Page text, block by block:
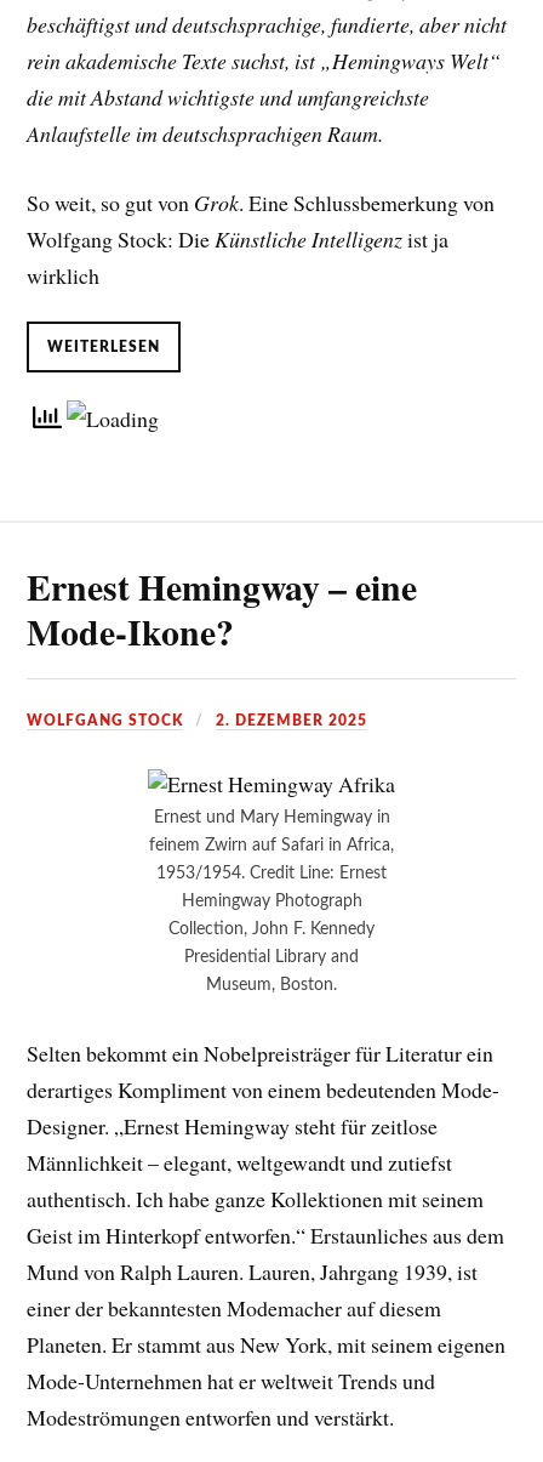
beschäftigst und deutschsprachige, fundierte, aber nicht
rein akademische Texte suchst, ist „Hemingways Welt“
die mit Abstand wichtigste und umfangreichste
Anlaufstelle im deutschsprachigen Raum.
So weit, so gut von Grok. Eine Schlussbemerkung von
Wolfgang Stock: Die Künstliche Intelligenzist ja
wirklich
WEITERLESEN
Ernest Hemingway – eine
Mode-Ikone?
WOLFGANG STOCK 2. DEZEMBER 2025
Ernest und Mary Hemingway in
feinem Zwirn auf Safari in Africa,
1953/1954. Credit Line: Ernest
Hemingway Photograph
Collection, John F. Kennedy
Presidential Library and
Museum, Boston.
Selten bekommt ein Nobelpreisträger für Literatur ein
derartiges Kompliment von einem bedeutenden Mode-
Designer. „Ernest Hemingway steht für zeitlose
Männlichkeit – elegant, weltgewandt und zutiefst
authentisch. Ich habe ganze Kollektionen mit seinem
Geist im Hinterkopf entworfen.“ Erstaunliches aus dem
Mund von Ralph Lauren. Lauren, Jahrgang 1939, ist
einer der bekanntesten Modemacher auf diesem
Planeten. Er stammt aus New York, mit seinem eigenen
Mode-Unternehmen hat er weltweit Trends und
Modeströmungen entworfen und verstärkt.